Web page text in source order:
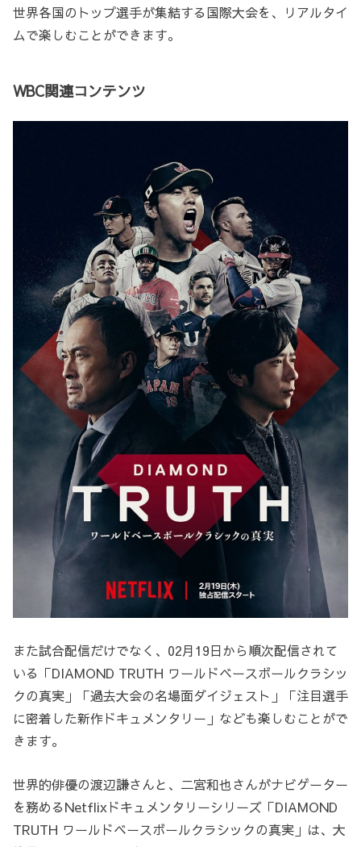
世界各国のトップ選手が集結する国際大会を、リアルタイ
ムで楽しむことができます。
WBC関連コンテンツ
また試合配信だけでなく、02月19日から順次配信されて
いる「DIAMOND TRUTH ワールドベースボールクラシッ
クの真実」「過去大会の名場面ダイジェスト」「注目選手
に密着した新作ドキュメンタリー」なども楽しむことがで
きます。
世界的俳優の渡辺謙さんと、二宮和也さんがナビゲーター
を務めるNetflixドキュメンタリーシリーズ「DIAMOND
TRUTH ワールドベースボールクラシックの真実」は、大